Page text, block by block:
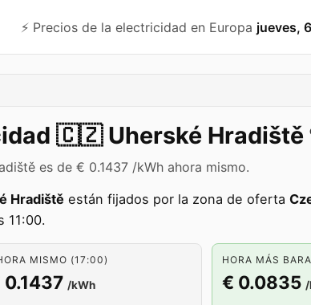
⚡️ Precios de la electricidad en Europa jueves,
🇨🇿 Uherské Hradiště
es de € 0.1437 /kWh ahora mismo.
Hradiště están fijados por la zona de oferta
11:00.
MISMO (17:00)
0.1437 /kWh
HORA MÁS
€ 0.0835